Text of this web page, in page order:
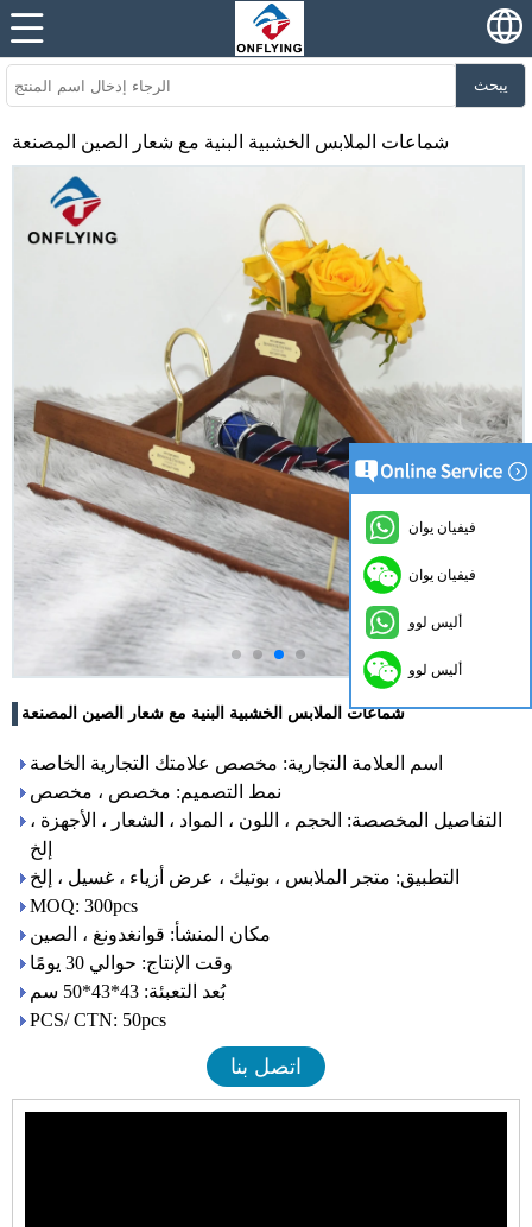
يبحث
شماعات الملابس الخشبية البنية مع شعار الصين المصنعة
شماعات الملابس الخشبية البنية مع شعار الصين المصنعة
اسم العلامة التجارية: مخصص علامتك التجارية الخاصة
نمط التصميم: مخصص ، مخصص
التفاصيل المخصصة: الحجم ، اللون ، المواد ، الشعار ، الأجهزة ،
إلخ
التطبيق: متجر الملابس ، بوتيك ، عرض أزياء ، غسيل ، إلخ
MOQ: 300pcs
مكان المنشأ: قوانغدونغ ، الصين
وقت الإنتاج: حوالي 30 يومًا
بُعد التعبئة: 43*43*50 سم
PCS/ CTN: 50pcs
اتصل بنا
فيفيان يوان
فيفيان يوان
أليس لوو
أليس لوو